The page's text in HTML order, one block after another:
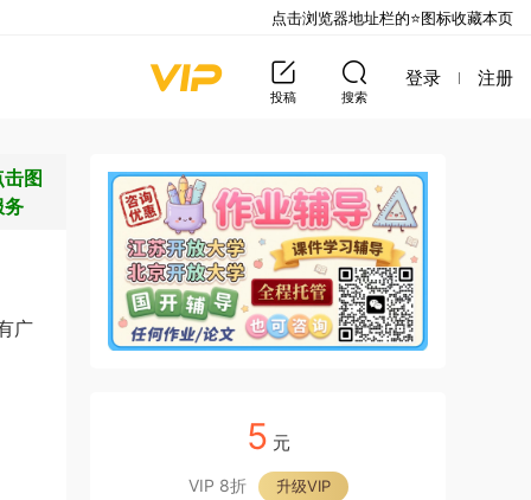
投稿 搜索
登录 注册
广
图
务
5 元
VIP 8折 升级VIP
点击浏览器地址栏的⭐图标收藏本页